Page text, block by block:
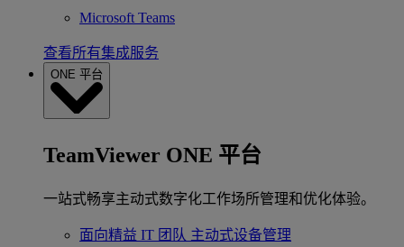
Microsoft Teams
查看所有集成服务
ONE 平台
TeamViewer ONE 平台
一站式畅享主动式数字化工作场所管理和优化体验。
面向精益 IT 团队 主动式设备管理